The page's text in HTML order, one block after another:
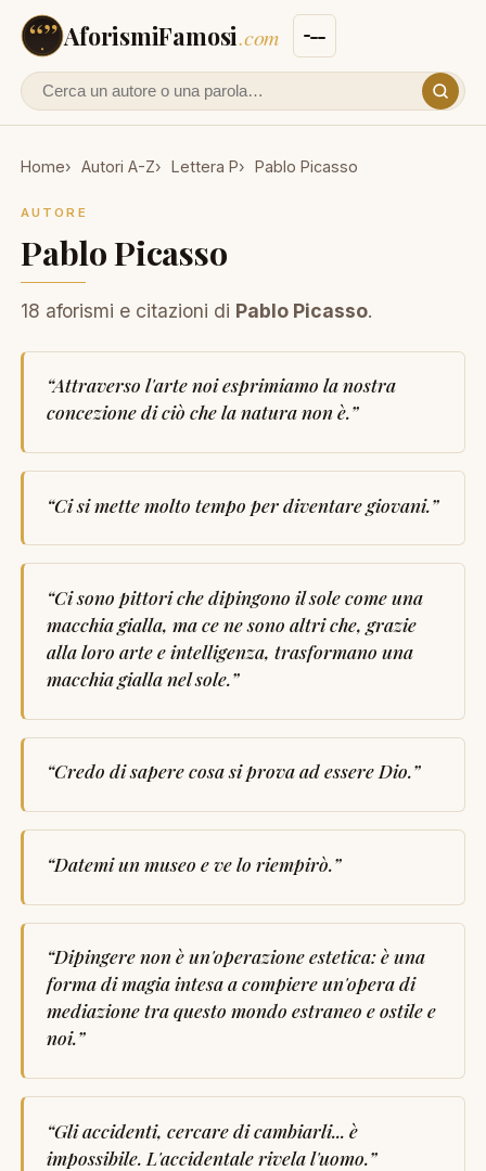
AforismiFamosi.com
Cerca un autore o un aforisma
Home Autori A-Z Lettera P Pablo Picasso
AUTORE
Pablo Picasso
18 aforismi e citazioni di Pablo Picasso.
“Attraverso l'arte noi esprimiamo la nostra
concezione di ciò che la natura non è.”
“Ci si mette molto tempo per diventare giovani.”
“Ci sono pittori che dipingono il sole come una
macchia gialla, ma ce ne sono altri che, grazie
alla loro arte e intelligenza, trasformano una
macchia gialla nel sole.”
“Credo di sapere cosa si prova ad essere Dio.”
“Datemi un museo e ve lo riempirò.”
“Dipingere non è un'operazione estetica: è una
forma di magia intesa a compiere un'opera di
mediazione tra questo mondo estraneo e ostile e
noi.”
“Gli accidenti, cercare di cambiarli... è
impossibile. L'accidentale rivela l'uomo.”